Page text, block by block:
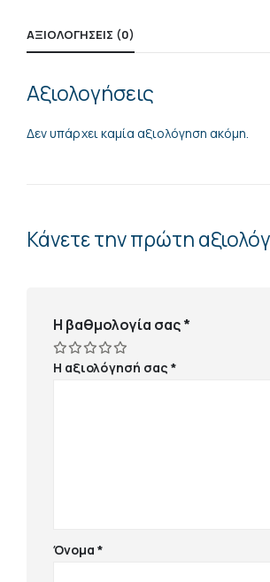
ΑΞΙΟΛΟΓΉΣΕΙΣ (0)
Αξιολογήσεις
Δεν υπάρχει καμία αξιολόγηση ακόμη.
Κάνετε την πρώτη
Η βαθμολογία σας*
Η αξιολόγησή σας*
Όνομα*